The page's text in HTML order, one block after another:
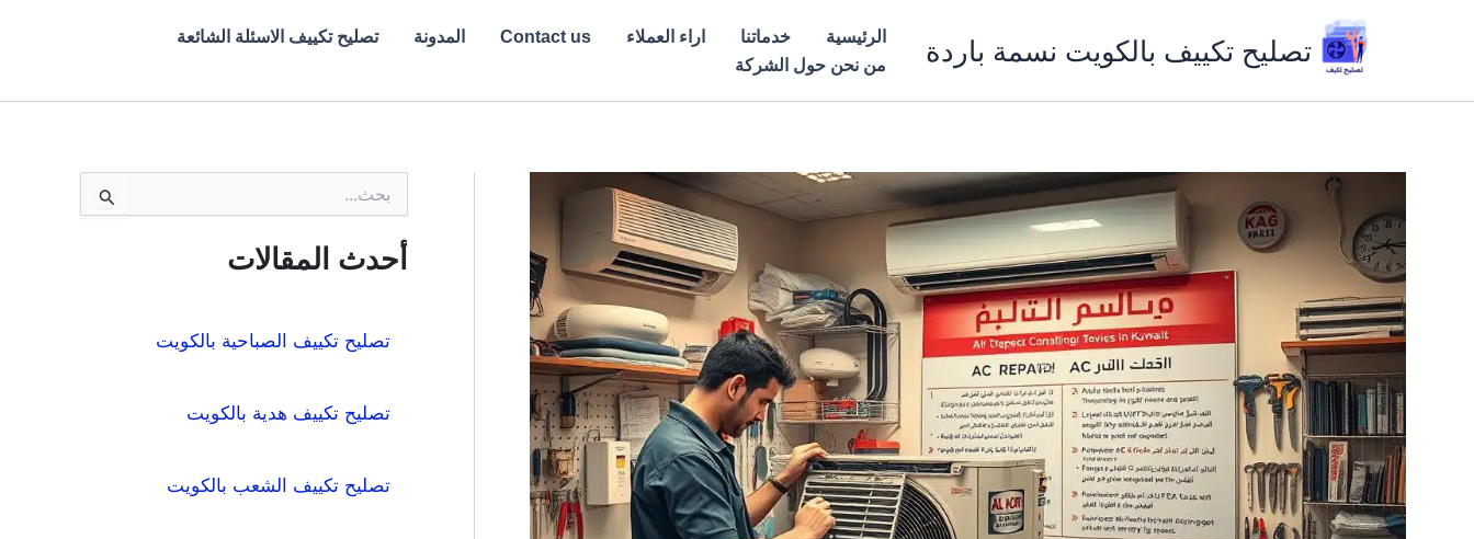
تصليح تكييف بالكويت نسمة باردة الرئيسية خدماتنا اراء العملاء Contact us المدونة
تصليح تكييف الاسئلة الشائعة
من نحن حول الشركة
ح
ث
أحدث المقالات
تصليح تكييف الصباحية بالكويت
تصليح تكييف هدية بالكويت
تصليح تكييف الشعب بالكويت